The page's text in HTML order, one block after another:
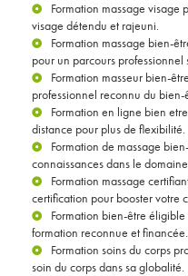
Formation massage visage
visage détendu et rajeuni.
Formation massage bien-
pour un parcours professionnel
Formation masseur bien-
professionnel reconnu du bien-
Formation en ligne bien
distance pour plus de flexibilité.
Formation de massage
connaissances dans le
Formation massage
certification pour booster votre
Formation bien-être
formation reconnue et financée.
Formation soins du corps
soin du corps dans sa globalité.